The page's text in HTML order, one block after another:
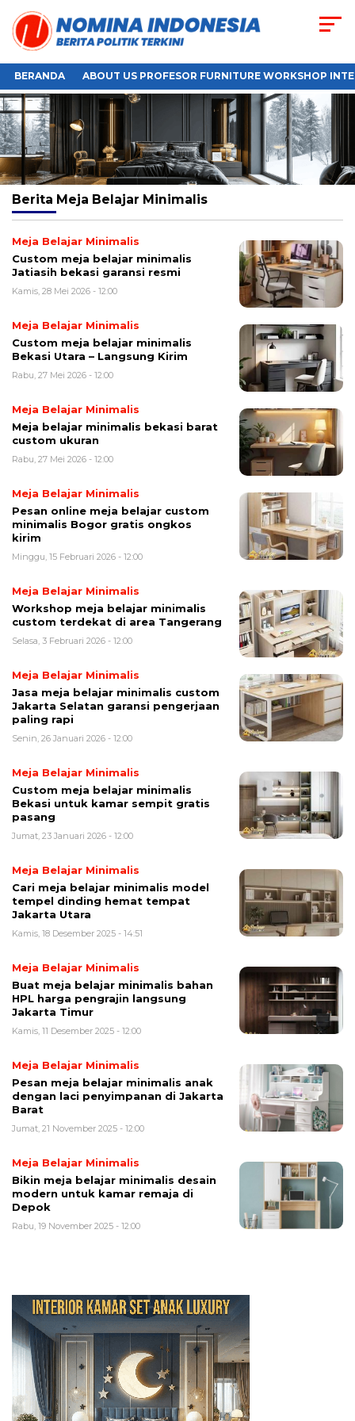
BERANDA ABOUT US PROFESOR FURNITURE WORKSHOP
Berita Meja Belajar Minimalis
Meja Belajar Minimalis
Custom meja belajar minimalis
Jatiasih bekasi garansi resmi
Kamis, 28 Mei 2026 - 12:00
Meja Belajar Minimalis
Custom meja belajar minimalis
Bekasi Utara – Langsung Kirim
Rabu, 27 Mei 2026 - 12:00
Meja Belajar Minimalis
Meja belajar minimalis bekasi barat
custom ukuran
Rabu, 27 Mei 2026 - 12:00
Meja Belajar Minimalis
Pesan online meja belajar custom
minimalis Bogor gratis ongkos
kirim
Minggu, 15 Februari 2026 - 12:00
Meja Belajar Minimalis
Workshop meja belajar minimalis
custom terdekat di area Tangerang
Selasa, 3 Februari 2026 - 12:00
Meja Belajar Minimalis
Jasa meja belajar minimalis custom
Jakarta Selatan garansi pengerjaan
paling rapi
Senin, 26 Januari 2026 - 12:00
Meja Belajar Minimalis
Custom meja belajar minimalis
Bekasi untuk kamar sempit gratis
pasang
Jumat, 23 Januari 2026 - 12:00
Meja Belajar Minimalis
Cari meja belajar minimalis model
tempel dinding hemat tempat
Jakarta Utara
Kamis, 18 Desember 2025 - 14:51
Meja Belajar Minimalis
Buat meja belajar minimalis bahan
HPL harga pengrajin langsung
Jakarta Timur
Kamis, 11 Desember 2025 - 12:00
Meja Belajar Minimalis
Pesan meja belajar minimalis anak
dengan laci penyimpanan di Jakarta
Barat
Jumat, 21 November 2025 - 12:00
Meja Belajar Minimalis
Bikin meja belajar minimalis desain
modern untuk kamar remaja di
Depok
Rabu, 19 November 2025 - 12:00